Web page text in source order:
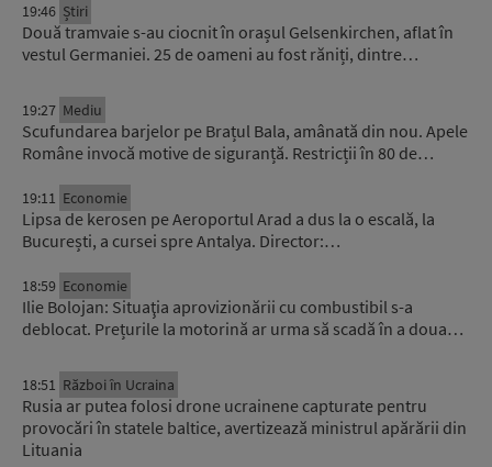
19:46 Știri
Două tramvaie s-au ciocnit în orașul Gelsenkirchen, aflat în
vestul Germaniei. 25 de oameni au fost răniți, dintre…
19:27 Mediu
Scufundarea barjelor pe Brațul Bala, amânată din nou. Apele
Române invocă motive de siguranță. Restricții în 80 de…
19:11 Economie
Lipsa de kerosen pe Aeroportul Arad a dus la o escală, la
București, a cursei spre Antalya. Director:…
18:59 Economie
Ilie Bolojan: Situaţia aprovizionării cu combustibil s-a
deblocat. Prețurile la motorină ar urma să scadă în a doua…
18:51 Război în Ucraina
Rusia ar putea folosi drone ucrainene capturate pentru
provocări în statele baltice, avertizează ministrul apărării din
Lituania